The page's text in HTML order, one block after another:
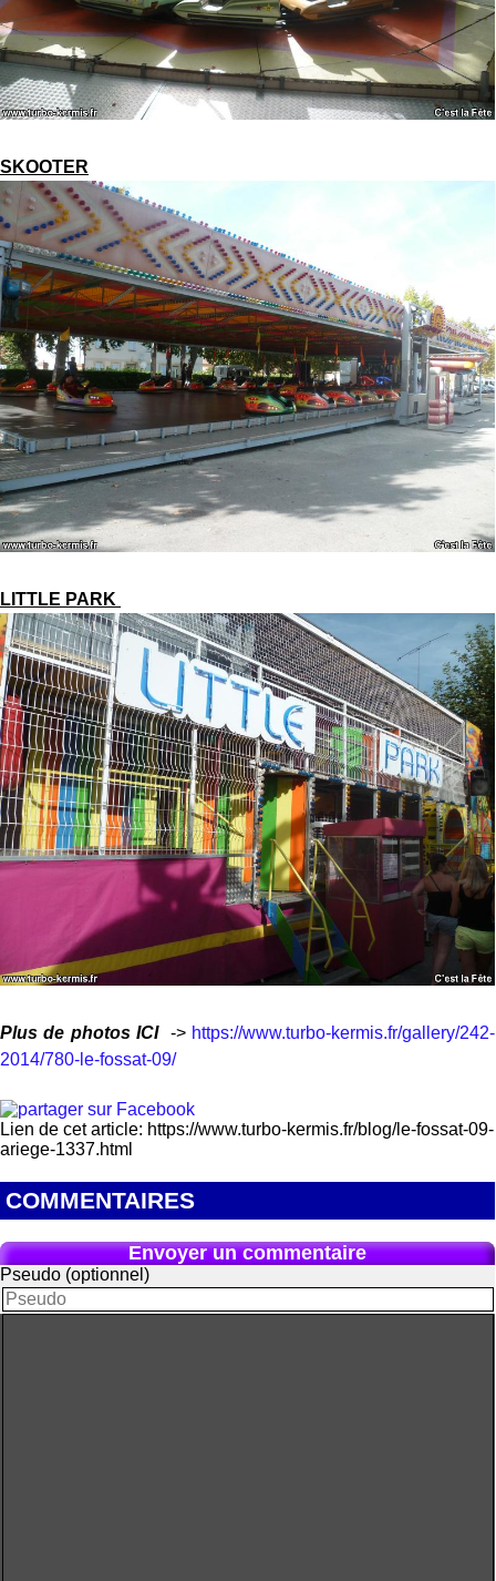
SKOOTER
LITTLE PARK
Plus de photos ICI-> https://www.turbo-kermis.fr/gallery/242-
2014/780-le-fossat-09/
Lien de cet article: https://www.turbo-kermis.fr/blog/le-fossat-09-
ariege-1337.html
COMMENTAIRES
Envoyer un commentaire
Pseudo (optionnel)